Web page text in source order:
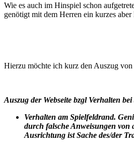
Wie es auch im Hinspiel schon
genötigt mit dem Herren ein kurzes
Hierzu möchte ich kurz den Auszug
Auszug der Webseite bzgl Verhalten
Verhalten am Spielfeldrand.
durch falsche Anweisungen von
Ausrichtung ist Sache des/der